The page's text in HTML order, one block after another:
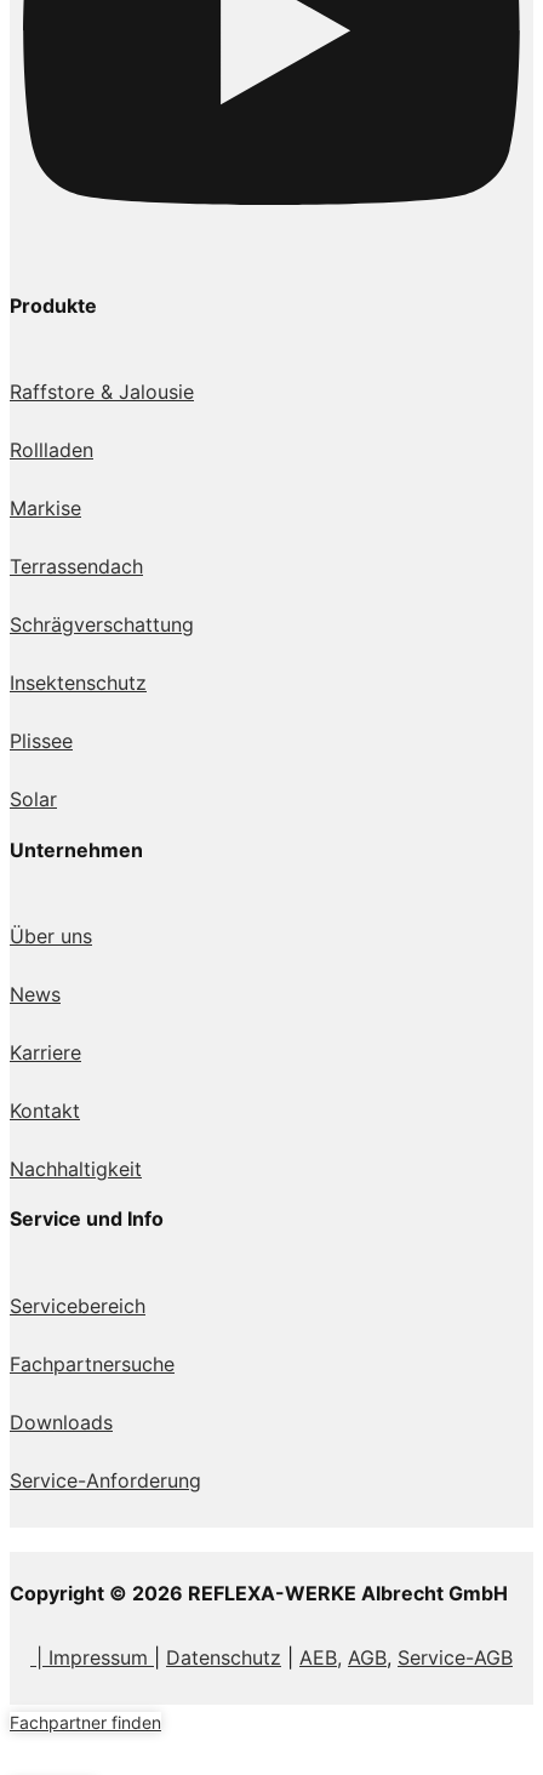
Produkte
Raffstore & Jalousie
Rollladen
Markise
Terrassendach
Schrägverschattung
Insektenschutz
Plissee
Solar
Unternehmen
Über uns
News
Karriere
Kontakt
Nachhaltigkeit
Service und Info
Servicebereich
Fachpartnersuche
Downloads
Service-Anforderung
Copyright © 2026 REFLEXA-WERKE Albrecht GmbH
| Impressum Datenschutz AEB, AGB, Service-AGB
Fachpartner finden